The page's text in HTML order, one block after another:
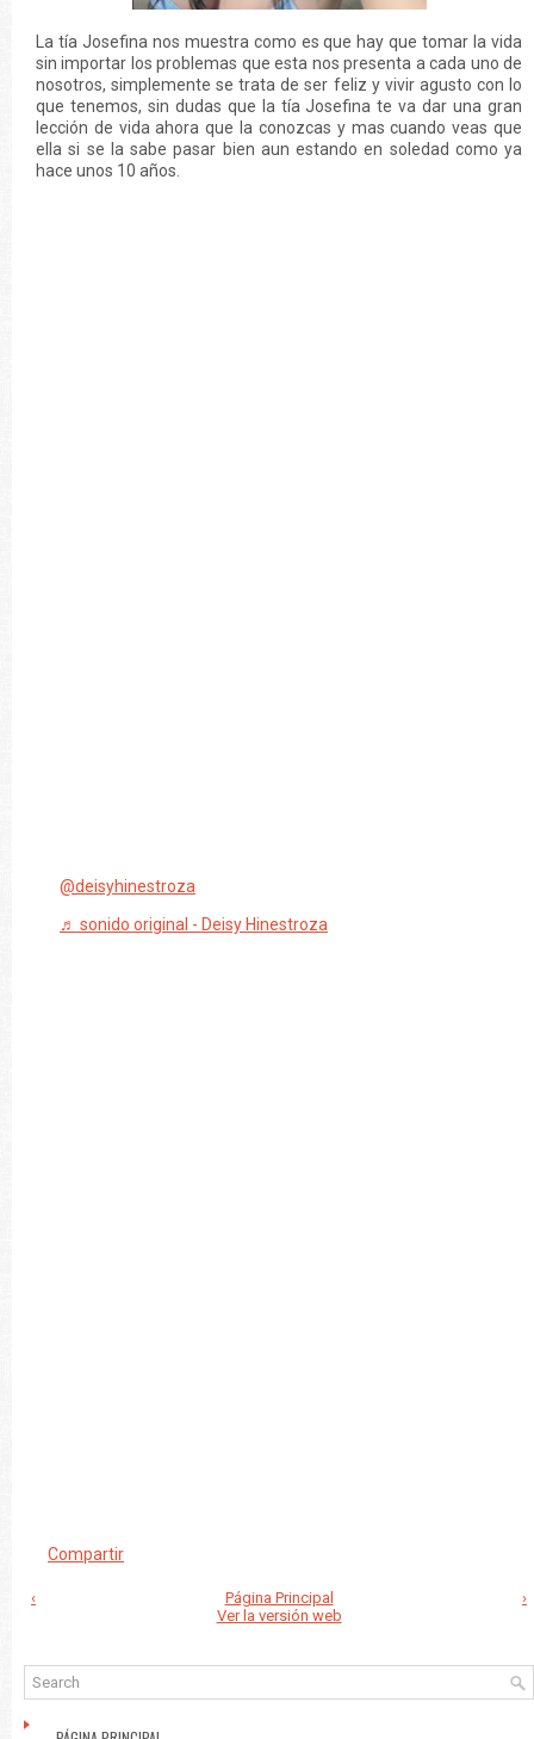
La tía Josefina nos muestra como es que hay que tomar la vida
sin importar los problemas que esta nos presenta a cada uno de
nosotros, simplemente se trata de ser feliz y vivir agusto con lo
que tenemos, sin dudas que la tía Josefina te va dar una gran
lección de vida ahora que la conozcas y mas cuando veas que
ella si se la sabe pasar bien aun estando en soledad como ya
hace unos 10 años.
@deisyhinestroza
♬ sonido original - Deisy Hinestroza
Compartir
‹ ›
Página Principal
Ver la versión web